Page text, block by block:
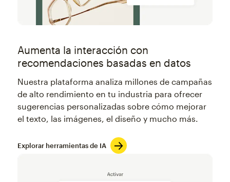
Aumenta la interacción con
recomendaciones basadas en datos
Nuestra plataforma analiza millones de campañas
de alto rendimiento en tu industria para ofrecer
sugerencias personalizadas sobre cómo mejorar
el texto, las imágenes, el diseño y mucho más.
Explorar herramientas de IA